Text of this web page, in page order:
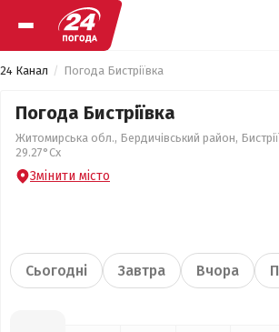
24 Канал Погода Бистріївка
Погода Бистріївка
Житомирська обл., Бердичівський район,
29.27°Сх
Змінити місто
Сьогодні Завтра Вчора